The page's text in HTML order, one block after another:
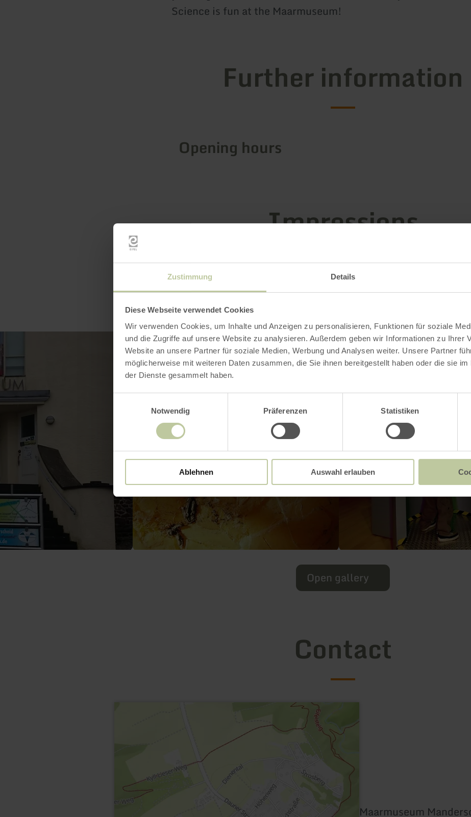
Zustimmung Details
Diese Webseite verwendet Cookies
Wir verwenden Cookies, um Inhalte und Anzeigen zu personalisieren, Funktionen für soziale
und die Zugriffe auf unsere Website zu analysieren. Außerdem geben wir Informationen zu Ihrer
Website an unsere Partner für soziale Medien, Werbung und Analysen weiter. Unsere Partner
möglicherweise mit weiteren Daten zusammen, die Sie ihnen bereitgestellt haben oder die sie
der Dienste gesammelt haben.
Notwendig
Präferenzen Statistiken
Ablehnen Auswahl erlauben
Science is fun at the Maarmuseum!
Further information
Opening hours
Impressions
Open gallery
Contact
Maarmuseum